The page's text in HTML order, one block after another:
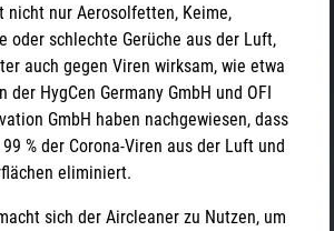
nicht nur Aerosolfetten, Keime,
oder schlechte Gerüche aus der Luft,
auch gegen Viren wirksam, wie etwa
der HygCen Germany GmbH und OFI
GmbH haben nachgewiesen, dass
% der Corona-Viren aus der Luft und
eliminiert.
sich der Aircleaner zu Nutzen, um